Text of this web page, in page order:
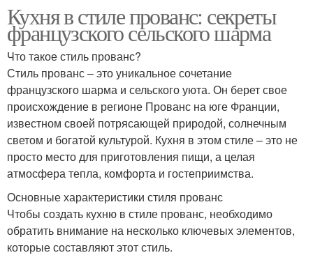
Кухня в стиле прованс: секреты
французского сельского шарма
Что такое стиль прованс?
Стиль прованс – это уникальное сочетание
французского шарма и сельского уюта. Он берет свое
происхождение в регионе Прованс на юге Франции,
известном своей потрясающей природой, солнечным
светом и богатой культурой. Кухня в этом стиле – это не
просто место для приготовления пищи, а целая
атмосфера тепла, комфорта и гостеприимства.
Основные характеристики стиля прованс
Чтобы создать кухню в стиле прованс, необходимо
обратить внимание на несколько ключевых элементов,
которые составляют этот стиль.